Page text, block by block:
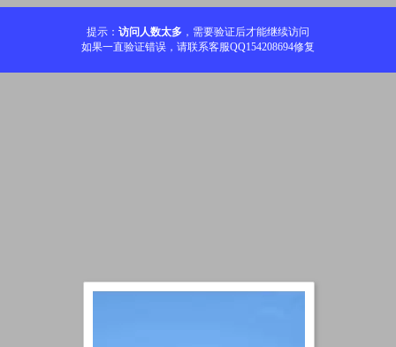
提示： 访问人数太多 ，需要验证后才能继续访问
如果一直验证错误，请联系客服QQ154208694修复